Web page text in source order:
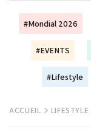
#Mondial 2026
#EVENTS
#Lifestyle
ACCUEIL LIFESTYLE